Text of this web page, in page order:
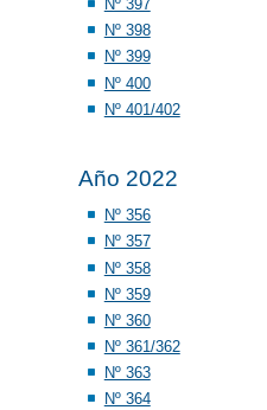
Nº 397
Nº 398
Nº 399
Nº 400
Nº 401/402
Año 2022
Nº 356
Nº 357
Nº 358
Nº 359
Nº 360
Nº 361/362
Nº 363
Nº 364